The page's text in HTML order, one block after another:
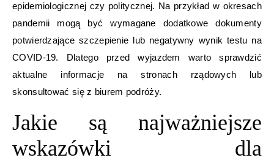
epidemiologicznej czy politycznej. Na przykład w okresach
pandemii mogą być wymagane dodatkowe dokumenty
potwierdzające szczepienie lub negatywny wynik testu na
COVID-19. Dlatego przed wyjazdem warto sprawdzić
aktualne informacje na stronach rządowych lub
skonsultować się z biurem podróży.
Jakie są najważniejsze
wskazówki dla